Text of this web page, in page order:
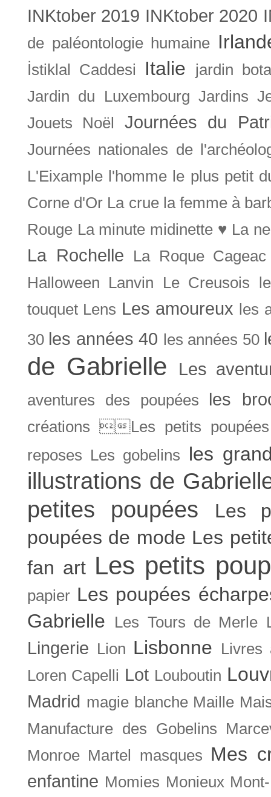
INKtober 2019 INKtober 2020
de paléontologie humaine
İstiklal Caddesi Italie
jardin
Jardin du Luxembourg Jardins
Jouets Noël
Journées du
Journées nationales de
L'Eixample l'homme le plus petit
Corne d'Or La crue la femme à
Rouge La minute midinette ♥ La
La Rochelle
La Roque Cageac
Halloween
Lanvin Le Creusois
touquet Lens Les amoureux les
30 les années 40 les années 50
de Gabrielle Les
aventures des poupées les
créations Les petits
reposes Les gobelins les
illustrations de
petites poupées
Les
poupées de mode Les
fan art Les petits
papier Les poupées
Gabrielle
Les Tours de Merle
Lingerie Lion Lisbonne
Livres
Loren Capelli Lot Louboutin
Madrid magie blanche Maille
Manufacture des Gobelins
Monroe Martel masques Mes
enfantine Momies Monieux